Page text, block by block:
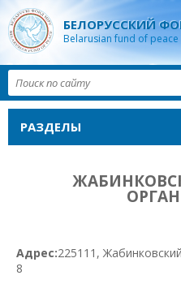
БЕЛОРУССКИЙ
Belarusian fund of peace
РАЗДЕЛЫ
Адрес:225111,
8